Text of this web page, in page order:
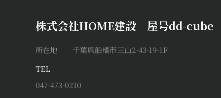
株式会社HOME建設 屋号dd-cube
所在地 千葉県船橋市三山2-43-19-1F
TEL
047-473-0210